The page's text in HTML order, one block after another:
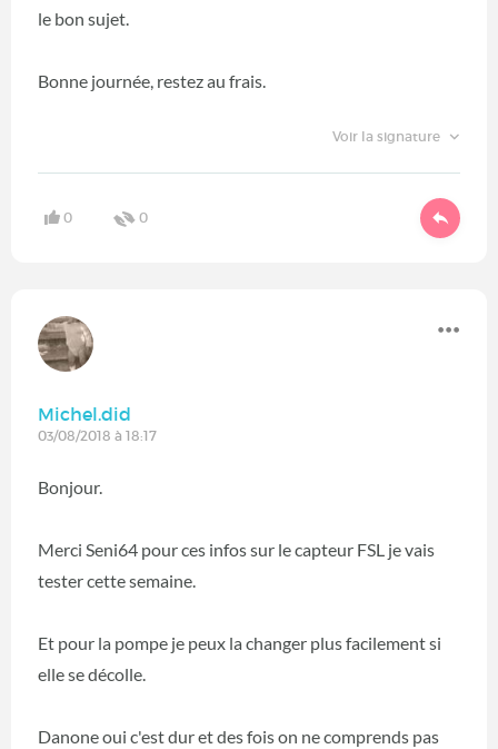
le bon sujet.
Bonne journée, restez au frais.
Voir la signature
0 0
Michel.did
03/08/2018 à 18:17
Bonjour.
Merci Seni64 pour ces infos sur le capteur FSL je vais
tester cette semaine.
Et pour la pompe je peux la changer plus facilement si
elle se décolle.
Danone oui c'est dur et des fois on ne comprends pas